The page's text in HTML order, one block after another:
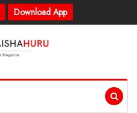
Download App